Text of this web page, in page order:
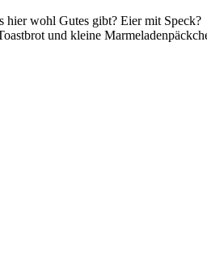
hier wohl Gutes gibt? Eier mit Speck?
und kleine